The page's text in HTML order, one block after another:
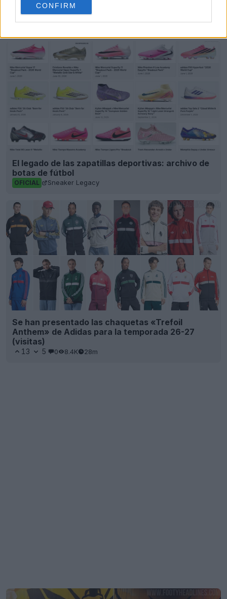
CONFIRM
Equipaciones
Compartir
El legado de las zapatillas deportivas: archivo de
botas de fútbol
OFICIAL Sneaker Legacy
Se han presentado las chaquetas «Trefoil
Anthem» de Adidas para la temporada 26-27
(visitas)
13 5 0 8.4K 28m